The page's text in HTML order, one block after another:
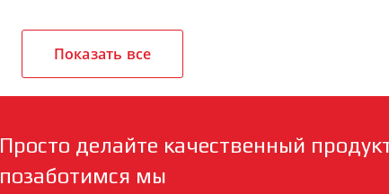
Показать все
Просто делайте качественный
позаботимся мы